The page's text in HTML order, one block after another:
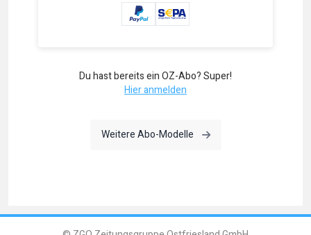
Du hast bereits ein OZ-Abo? Super!
Hier anmelden
Weitere Abo-Modelle